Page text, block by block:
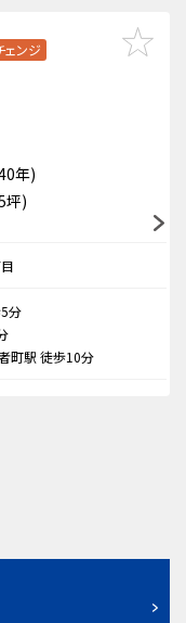
ェンジ
年)
坪)
分
町駅 徒歩10分